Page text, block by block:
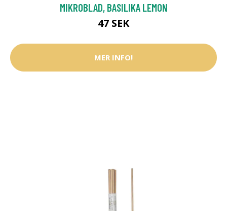
MIKROBLAD, BASILIKA LEMON
47 SEK
MER INFO!